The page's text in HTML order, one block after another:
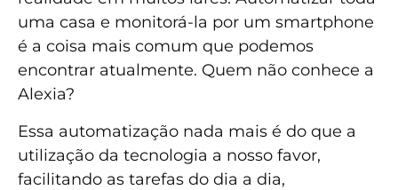
uma casa e monitorá-la por um smartphone
é a coisa mais comum que podemos
encontrar atualmente. Quem não conhece a
Alexia?
Essa automatização nada mais é do que a
utilização da tecnologia a nosso favor,
facilitando as tarefas do dia a dia,